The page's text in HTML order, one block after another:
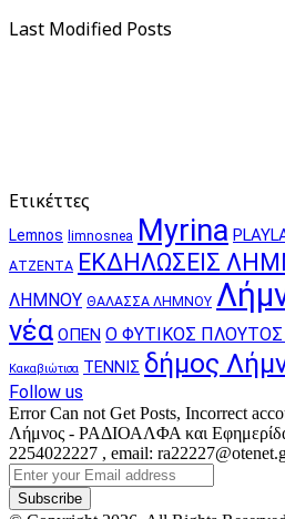
Last Modified Posts
Ετικέττες
Lemnos limnosnea Myrina
ΑΤΖΕΝΤΑ ΕΚΔΗΛΩΣΕΙΣ
ΛΗΜΝΟΥ ΘΑΛΑΣΣΑ ΛΗΜΝΟΥ
νέα ΟΠΕΝ Ο ΦΥΤΙΚΟΣ
Κακαβιώτισα ΤΕΝΝΙΣ δήμος
Follow us
Error Can not Get Posts, Incorrect
Λήμνος - ΡΑΔΙΟΑΛΦΑ και
2254022227 , email:
Enter
your
Email